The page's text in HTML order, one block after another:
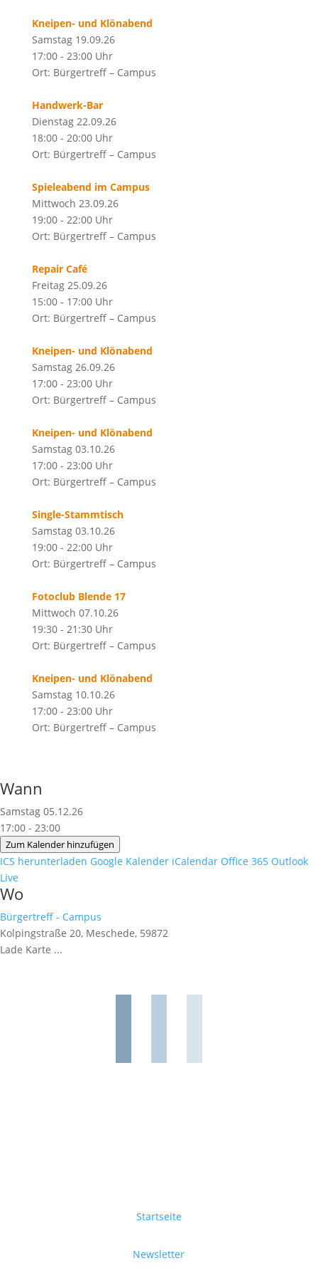
Kneipen- und Klönabend
Samstag 19.09.26
17:00 - 23:00 Uhr
Ort: Bürgertreff – Campus
Handwerk-Bar
Dienstag 22.09.26
18:00 - 20:00 Uhr
Ort: Bürgertreff – Campus
Spieleabend im Campus
Mittwoch 23.09.26
19:00 - 22:00 Uhr
Ort: Bürgertreff – Campus
Repair Café
Freitag 25.09.26
15:00 - 17:00 Uhr
Ort: Bürgertreff – Campus
Kneipen- und Klönabend
Samstag 26.09.26
17:00 - 23:00 Uhr
Ort: Bürgertreff – Campus
Kneipen- und Klönabend
Samstag 03.10.26
17:00 - 23:00 Uhr
Ort: Bürgertreff – Campus
Single-Stammtisch
Samstag 03.10.26
19:00 - 22:00 Uhr
Ort: Bürgertreff – Campus
Fotoclub Blende 17
Mittwoch 07.10.26
19:30 - 21:30 Uhr
Ort: Bürgertreff – Campus
Kneipen- und Klönabend
Samstag 10.10.26
17:00 - 23:00 Uhr
Ort: Bürgertreff – Campus
Wann
Samstag 05.12.26
17:00 - 23:00
Zum Kalender hinzufügen
ICS herunterladen Google Kalender iCalendar Office 365 Outlook
Live
Wo
Bürgertreff - Campus
Kolpingstraße 20, Meschede, 59872
Lade Karte ...
Startseite
Newsletter